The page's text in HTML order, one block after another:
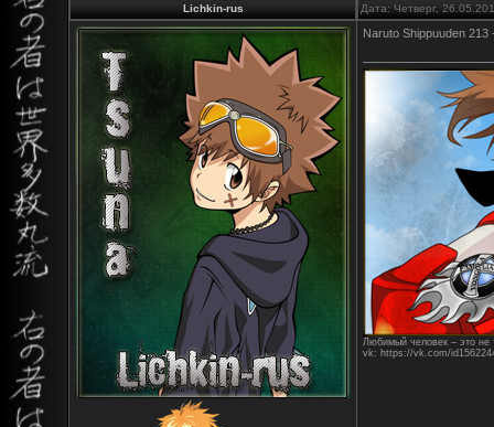
Lichkin-rus Дата: Четверг,
Naruto Shippuuden
Любимый человек – это не
vk: https://vk.com/